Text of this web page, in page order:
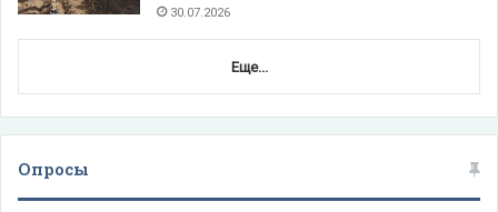
30.07.2026
Еще...
Опросы